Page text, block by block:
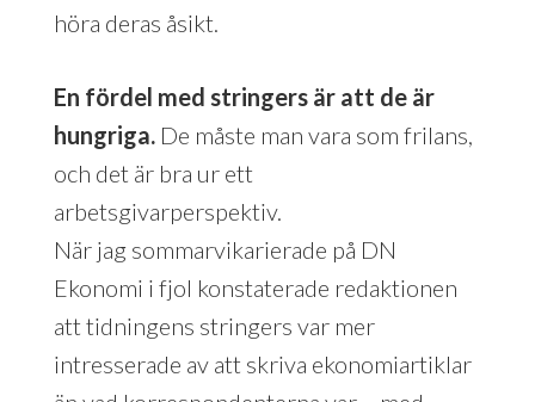
höra deras åsikt.
En fördel med stringers är att de är
hungriga. De måste man vara som frilans,
och det är bra ur ett
arbetsgivarperspektiv.
När jag sommarvikarierade på DN
Ekonomi i fjol konstaterade redaktionen
att tidningens stringers var mer
intresserade av att skriva ekonomiartiklar